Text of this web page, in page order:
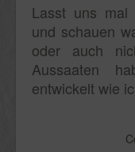
Lasst uns mal
und schauen
oder auch
Aussaaten
entwickelt wie